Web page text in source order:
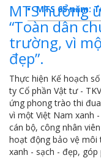
Dấu ấn MTS
Báo cáo tổng
10 sự kiện
MTS -10 sự
Bản tin số
MTS hưởng
“Toàn dân
trường, vì
đẹp”.
Thực hiện Kế hoạch
ty Cổ phần Vật tư -
ứng phong trào thi
vì một Việt Nam xanh
cán bộ, công nhân
hoạt động bảo vệ
xanh - sạch - đẹp,